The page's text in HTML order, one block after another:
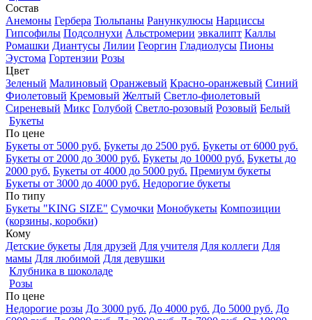
Состав
Анемоны Гербера Тюльпаны Ранункулюсы Нарциссы
Гипсофилы Подсолнухи Альстромерии эвкалипт Каллы
Ромашки Диантусы Лилии Георгин Гладиолусы Пионы
Эустома Гортензии Розы
Цвет
Зеленый Малиновый Оранжевый Красно-оранжевый Синий
Фиолетовый Кремовый Желтый Светло-фиолетовый
Сиреневый Микс Голубой Светло-розовый Розовый Белый
Букеты
По цене
Букеты от 5000 руб. Букеты до 2500 руб. Букеты от 6000 руб.
Букеты от 2000 до 3000 руб. Букеты до 10000 руб. Букеты до
2000 руб. Букеты от 4000 до 5000 руб. Премиум букеты
Букеты от 3000 до 4000 руб. Недорогие букеты
По типу
Букеты "KING SIZE" Сумочки Монобукеты Композиции
(корзины, коробки)
Кому
Детские букеты Для друзей Для учителя Для коллеги Для
мамы Для любимой Для девушки
Клубника в шоколаде
Розы
По цене
Недорогие розы До 3000 руб. До 4000 руб. До 5000 руб. До